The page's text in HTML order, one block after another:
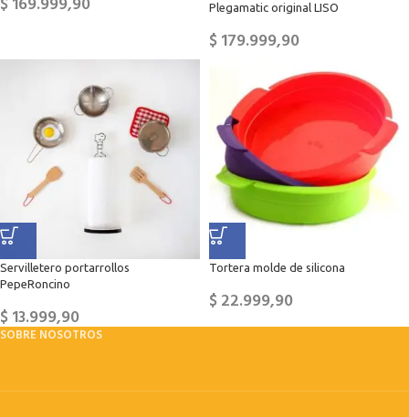
$169.999,90
Plegamatic original LISO
$179.999,90
Servilletero portarrollos
PepeRoncino
$13.999,90
Tortera molde de silicona
$22.999,90
SOBRE NOSOTROS